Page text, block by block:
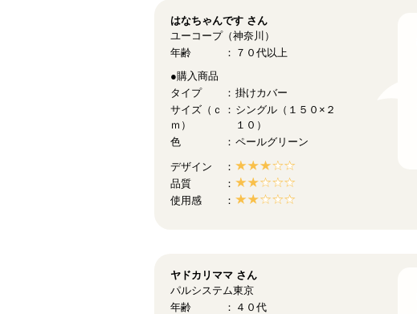
はなちゃんです さん
ユーコープ（神奈川）
年齢
７０代以上
●購入商品
タイプ
掛けカバー
サイズ（ｃ
ｍ）
シングル（１５０×２
１０）
色
ペールグリーン
デザイン
品質
使用感
ヤドカリママ さん
パルシステム東京
年齢
４０代